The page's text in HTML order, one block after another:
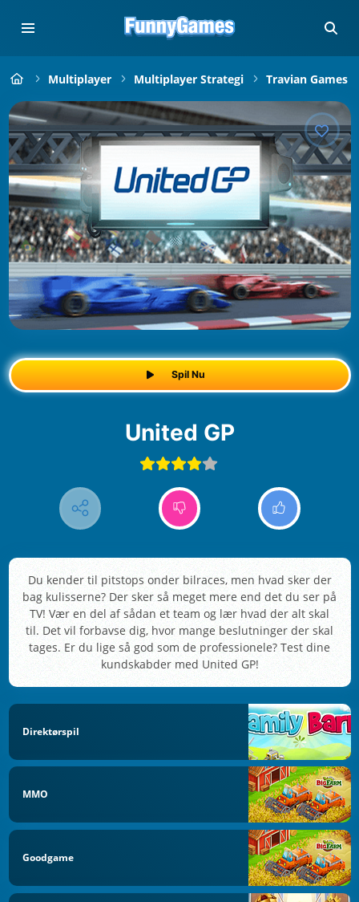
Multiplayer Multiplayer Strategi Travian Games
Spil Nu
United GP
Du kender til pitstops onder bilraces, men hvad sker der
bag kulisserne? Der sker så meget mere end det du ser på
TV! Vær en del af sådan et team og lær hvad der alt skal
til. Det vil forbavse dig, hvor mange beslutninger der skal
tages. Er du lige så god som de professionele? Test dine
kundskabder med United GP!
Direktørspil
MMO
Goodgame